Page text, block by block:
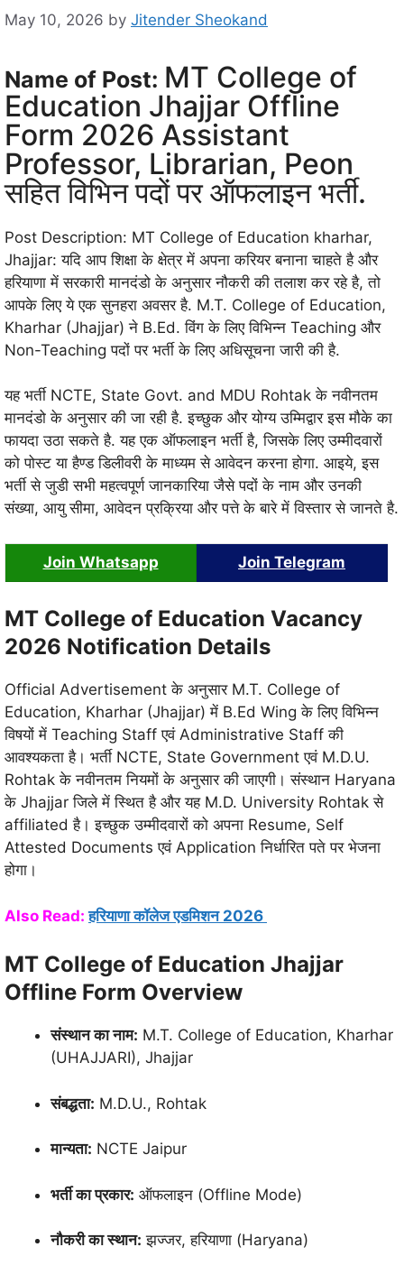
May 10, 2026 by Jitender Sheokand
Name of Post: MT College of
Education Jhajjar Offline
Form 2026 Assistant
Professor, Librarian, Peon
सहित विभिन पदों पर ऑफलाइन भर्ती.
Post Description: MT College of Education kharhar,
Jhajjar: यदि आप शिक्षा के क्षेत्र में अपना करियर बनाना चाहते है और
हरियाणा में सरकारी मानदंडो के अनुसार नौकरी की तलाश कर रहे है, तो
आपके लिए ये एक सुनहरा अवसर है. M.T. College of Education,
Kharhar (Jhajjar) ने B.Ed. विंग के लिए विभिन्न Teaching और
Non-Teaching पदों पर भर्ती के लिए अधिसूचना जारी की है.
यह भर्ती NCTE, State Govt. and MDU Rohtak के नवीनतम
मानदंडो के अनुसार की जा रही है. इच्छुक और योग्य उम्मिद्वार इस मौके का
फायदा उठा सकते है. यह एक ऑफलाइन भर्ती है, जिसके लिए उम्मीदवारों
को पोस्ट या हैण्ड डिलीवरी के माध्यम से आवेदन करना होगा. आइये, इस
भर्ती से जुडी सभी महत्वपूर्ण जानकारिया जैसे पदों के नाम और उनकी
संख्या, आयु सीमा, आवेदन प्रक्रिया और पत्ते के बारे में विस्तार से जानते है.
Join Whatsapp Join Telegram
MT College of Education Vacancy
2026 Notification Details
Official Advertisement के अनुसार M.T. College of
Education, Kharhar (Jhajjar) में B.Ed Wing के लिए विभिन्न
विषयों में Teaching Staff एवं Administrative Staff की
आवश्यकता है। भर्ती NCTE, State Government एवं M.D.U.
Rohtak के नवीनतम नियमों के अनुसार की जाएगी। संस्थान Haryana
के Jhajjar जिले में स्थित है और यह M.D. University Rohtak से
affiliated है। इच्छुक उम्मीदवारों को अपना Resume, Self
Attested Documents एवं Application निर्धारित पते पर भेजना
होगा।
Also Read: हरियाणा कॉलेज एडमिशन 2026
MT College of Education Jhajjar
Offline Form Overview
संस्थान का नाम: M.T. College of Education, Kharhar
(UHAJJARI), Jhajjar
संबद्धता: M.D.U., Rohtak
मान्यता: NCTE Jaipur
भर्ती का प्रकार: ऑफलाइन (Offline Mode)
नौकरी का स्थान: झज्जर, हरियाणा (Haryana)